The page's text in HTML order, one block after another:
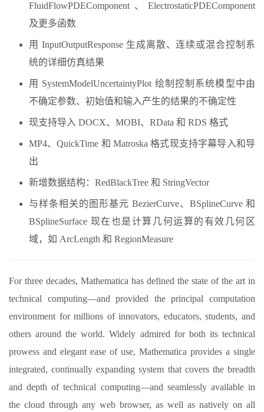
FluidFlowPDEComponent、ElectrostaticPDEComponent
及更多函数
用 InputOutputResponse 生成离散、连续或混合控制系
统的详细仿真结果
用 SystemModelUncertaintyPlot 绘制控制系统模型中由
不确定参数、初始值和输入产生的结果的不确定性
现支持导入 DOCX、MOBI、RData 和 RDS 格式
MP4、QuickTime 和 Matroska 格式现支持字幕导入和导
出
新增数据结构：RedBlackTree 和 StringVector
与样条相关的图形基元 BezierCurve、BSplineCurve 和
BSplineSurface 现在也是计算几何运算的有效几何区
域，如 ArcLength 和 RegionMeasure
For three decades, Mathematica has defined the state of the art in
technical computing—and provided the principal computation
environment for millions of innovators, educators, students, and
others around the world. Widely admired for both its technical
prowess and elegant ease of use, Mathematica provides a single
integrated, continually expanding system that covers the breadth
and depth of technical computing—and seamlessly available in
the cloud through any web browser, as well as natively on all